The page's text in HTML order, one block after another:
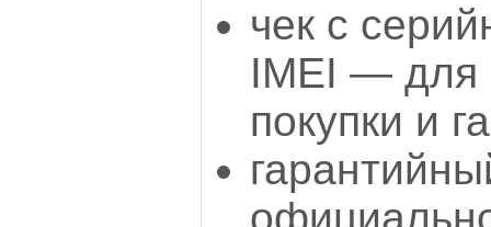
чек с
IMEI — для
покупки и